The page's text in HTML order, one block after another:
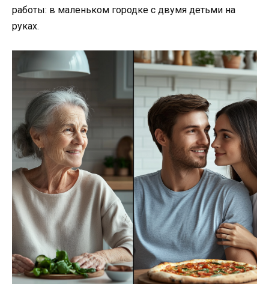
работы: в маленьком городке с двумя детьми на
руках.